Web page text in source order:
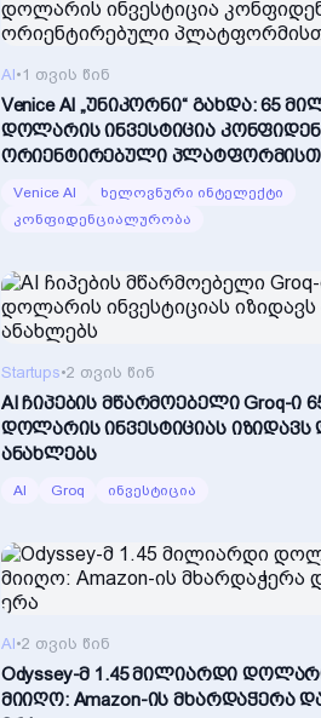
AI•1 თვის წინ
Venice AI „უნიკორნი“ გახდა: 65
დოლარის ინვესტიცია
ორიენტირებული
Venice AI
ხელოვნური ინტელექტი
კონფიდენციალურობა
Startups•2 თვის წინ
AI ჩიპების მწარმოებელი Groq-ი
დოლარის ინვესტიციას იზიდავს
ანახლებს
AI Groq ინვესტიცია
AI•2 თვის წინ
Odyssey-მ 1.45 მილიარდი
მიიღო: Amazon-ის მხარდაჭერა